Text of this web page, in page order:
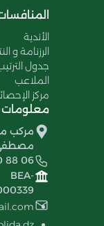
الأندية
الرزنامة و
جدول
الملاعب
مركز
معلومات
مركب
مصطفى
88 06
BEA-